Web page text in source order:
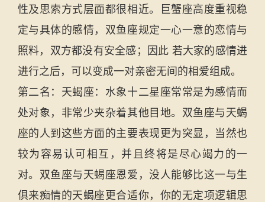
性及思索方式层面都很相近。巨蟹座高度重视稳
定与具体的感情，双鱼座规定一心一意的恋情与
照料，双方都没有安全感；因此 若大家的感情进
进行之后，可以变成一对亲密无间的相爱组成。
第二名：天蝎座：水象十二星座常常是为感情而
处对象，非常少夹杂着其他目地。双鱼座与天蝎
座的人到这些方面的主要表现更为突显，当然也
较为容易认可相互，并且终将是尽心竭力的一
对。双鱼座与天蝎座恩爱，没人能够比这一与生
俱来痴情的天蝎座更合适你，你的无定项逻辑思